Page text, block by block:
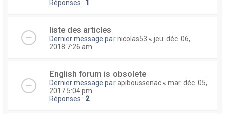
Réponses : 1
liste des articles
Dernier message parnicolas53 « jeu. déc. 06,
2018 7:26 am
English forum is obsolete
Dernier message parapiboussenac « mar. déc. 05,
2017 5:04 pm
Réponses : 2